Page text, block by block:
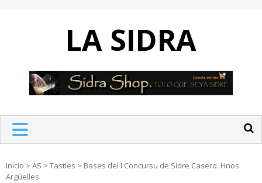
LA SIDRA
Inicio > AS > Tasties > Bases del I Concursu de Sidre Casero. Hnos
Argúelles